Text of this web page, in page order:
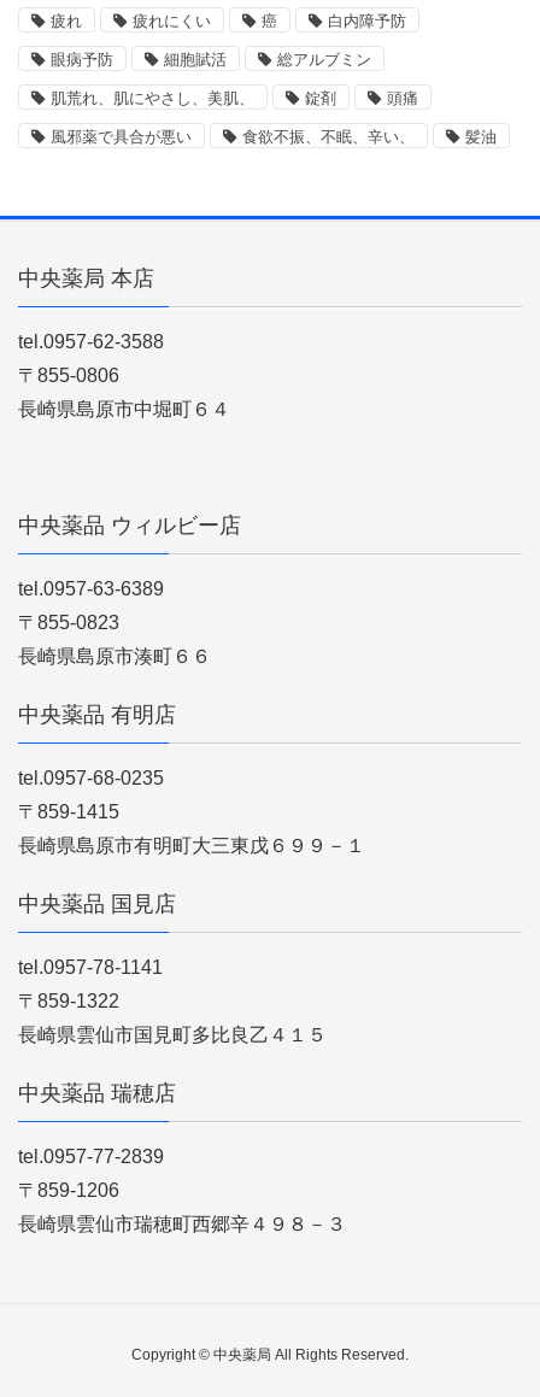
疲れ 疲れにくい 癌 白内障予防
眼病予防 細胞賦活 総アルブミン
肌荒れ、肌にやさし、美肌、 錠剤 頭痛
風邪薬で具合が悪い 食欲不振、不眠、辛い、 髪油
中央薬局 本店
tel.0957-62-3588
〒855-0806
長崎県島原市中堀町６４
中央薬品 ウィルビー店
tel.0957-63-6389
〒855-0823
長崎県島原市湊町６６
中央薬品 有明店
tel.0957-68-0235
〒859-1415
長崎県島原市有明町大三東戊６９９－１
中央薬品 国見店
tel.0957-78-1141
〒859-1322
長崎県雲仙市国見町多比良乙４１５
中央薬品 瑞穂店
tel.0957-77-2839
〒859-1206
長崎県雲仙市瑞穂町西郷辛４９８－３
Copyright © 中央薬局 All Rights Reserved.